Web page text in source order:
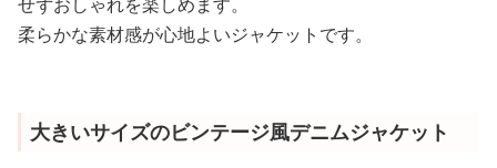
柔らかな素材感が心地よいジャケットです。
大きいサイズのビンテージ風デニムジャケット